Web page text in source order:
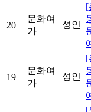
20
문화여
가
성인
[
19
문화여
가
성인
[
[